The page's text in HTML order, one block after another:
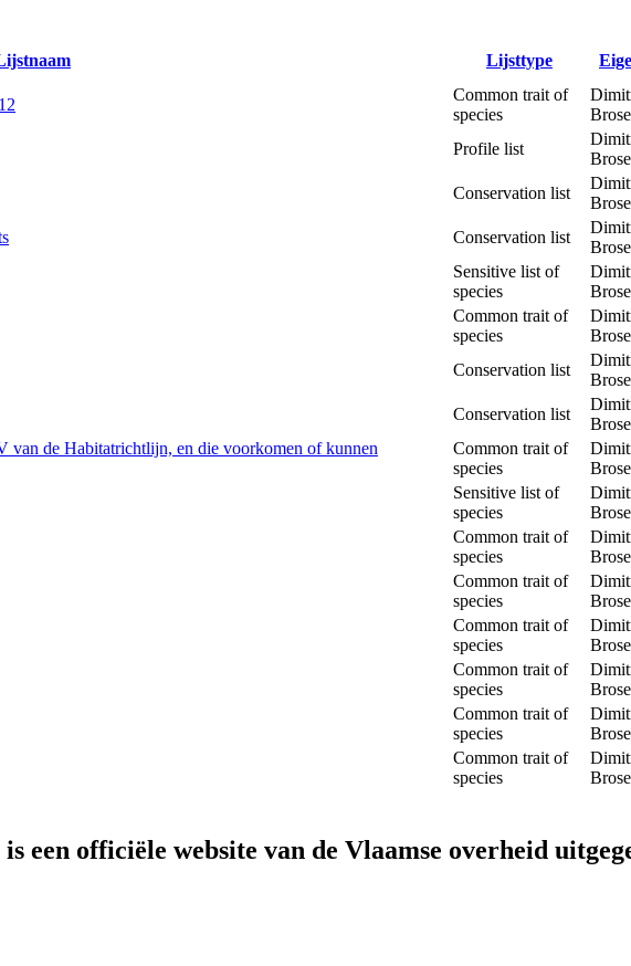
Lijsttype
Common trait of
species
Profile list
Conservation list
Conservation list
Sensitive list of
species
Common trait of
species
Conservation list
Conservation list
van de Habitatrichtlijn, en die voorkomen of kunnen
Common trait of
species
Sensitive list of
species
Common trait of
species
Common trait of
species
Common trait of
species
Common trait of
species
Common trait of
species
Common trait of
species
een officiële website van de Vlaamse overheid